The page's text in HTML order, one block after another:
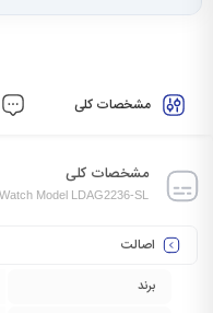
مشخصات کلی
مشخصات کلی
Model LDAG2236-SL
اصالت
برند